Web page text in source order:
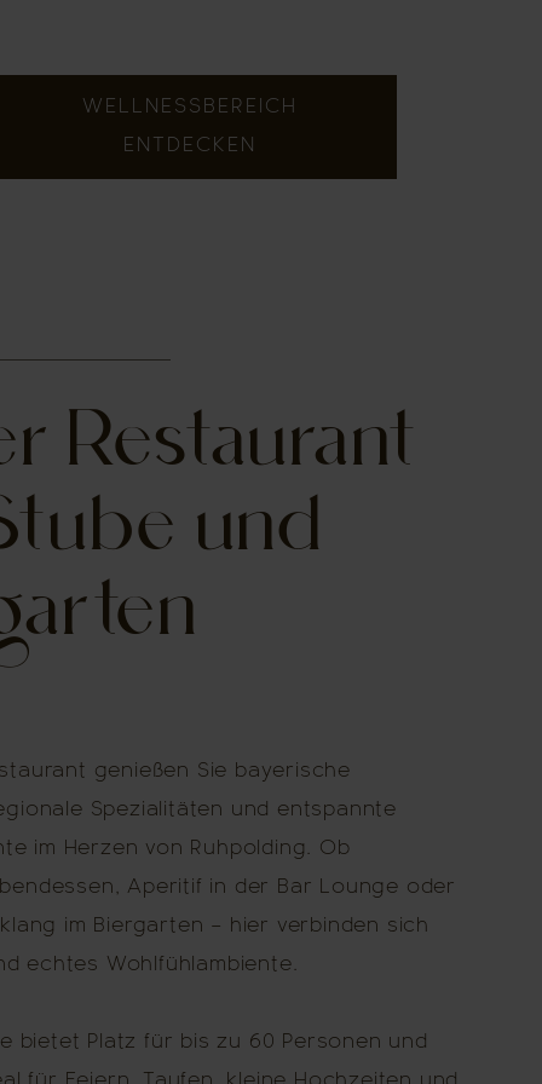
WELLNESSBEREICH
ENTDECKEN
Restaurant
und
genießen Sie bayerische
Spezialitäten und entspannte
im Herzen von Ruhpolding. Ob
Aperitif in der Bar Lounge oder
im Biergarten – hier verbinden sich
echtes Wohlfühlambiente.
bietet Platz für bis zu 60 Personen und